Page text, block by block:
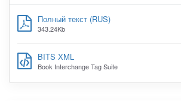
Полный текст (RUS)
343.24Kb
BITS XML
Book Interchange Tag Suite